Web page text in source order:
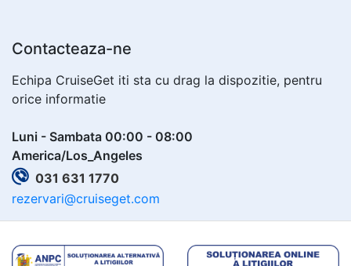
Contacteaza-ne
Echipa CruiseGet iti sta cu drag la dispozitie, pentru
orice informatie
Luni - Sambata 00:00 - 08:00
America/Los_Angeles
031 631 1770
rezervari@cruiseget.com